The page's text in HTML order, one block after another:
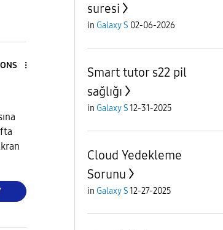
suresi
in Galaxy S 02-06-2026
Smart tutor s22 pil
sağlığı
in Galaxy S12-31-2025
Cloud Yedekleme
Sorunu
in Galaxy S12-27-2025